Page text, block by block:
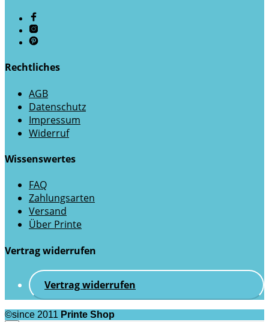
Rechtliches
AGB
Datenschutz
Impressum
Widerruf
Wissenswertes
FAQ
Zahlungsarten
Versand
Über Printe
Vertrag widerrufen
Vertrag widerrufen
©since 2011 Printe Shop